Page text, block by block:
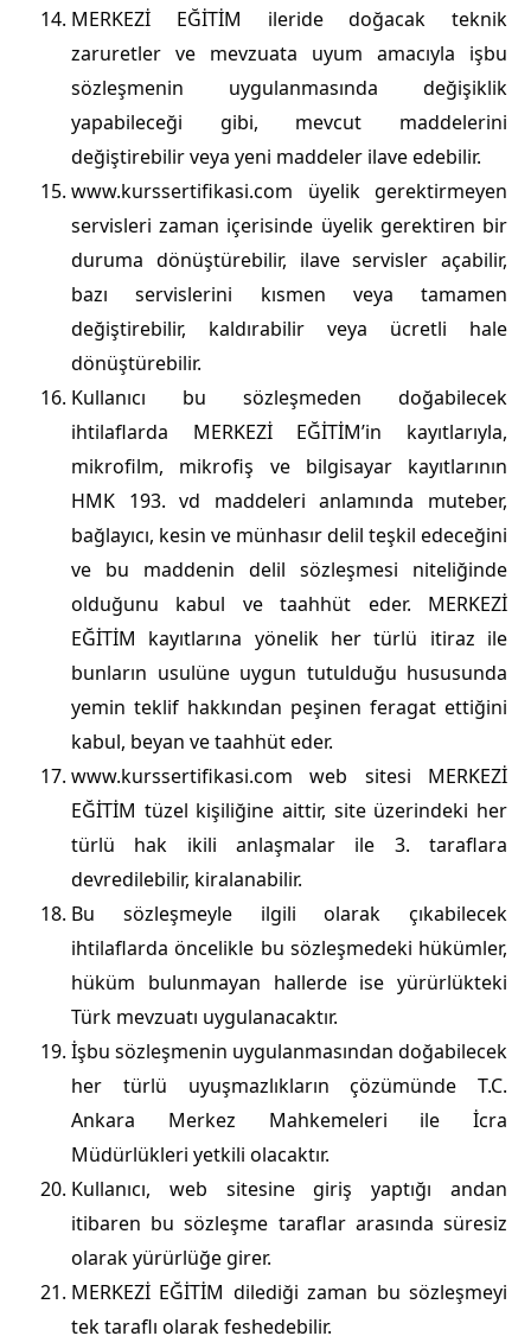
MERKEZİ EĞİTİM ileride doğacak teknik
zaruretler ve mevzuata uyum amacıyla işbu
sözleşmenin uygulanmasında değişiklik
yapabileceği gibi, mevcut maddelerini
değiştirebilir veya yeni maddeler ilave edebilir.
www.kurssertifikasi.com üyelik gerektirmeyen
servisleri zaman içerisinde üyelik gerektiren bir
duruma dönüştürebilir, ilave servisler açabilir,
bazı servislerini kısmen veya tamamen
değiştirebilir, kaldırabilir veya ücretli hale
dönüştürebilir.
Kullanıcı bu sözleşmeden doğabilecek
ihtilaflarda MERKEZİ EĞİTİM’in kayıtlarıyla,
mikrofilm, mikrofiş ve bilgisayar kayıtlarının
HMK 193. vd maddeleri anlamında muteber,
bağlayıcı, kesin ve münhasır delil teşkil edeceğini
ve bu maddenin delil sözleşmesi niteliğinde
olduğunu kabul ve taahhüt eder. MERKEZİ
EĞİTİM kayıtlarına yönelik her türlü itiraz ile
bunların usulüne uygun tutulduğu hususunda
yemin teklif hakkından peşinen feragat ettiğini
kabul, beyan ve taahhüt eder.
www.kurssertifikasi.com web sitesi MERKEZİ
EĞİTİM tüzel kişiliğine aittir, site üzerindeki her
türlü hak ikili anlaşmalar ile 3. taraflara
devredilebilir, kiralanabilir.
Bu sözleşmeyle ilgili olarak çıkabilecek
ihtilaflarda öncelikle bu sözleşmedeki hükümler,
hüküm bulunmayan hallerde ise yürürlükteki
Türk mevzuatı uygulanacaktır.
İşbu sözleşmenin uygulanmasından doğabilecek
her türlü uyuşmazlıkların çözümünde T.C.
Ankara Merkez Mahkemeleri ile İcra
Müdürlükleri yetkili olacaktır.
Kullanıcı, web sitesine giriş yaptığı andan
itibaren bu sözleşme taraflar arasında süresiz
olarak yürürlüğe girer.
MERKEZİ EĞİTİM dilediği zaman bu sözleşmeyi
tek taraflı olarak feshedebilir.